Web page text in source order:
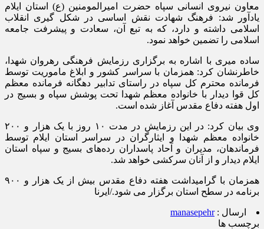
معاون نیروی انسانی سپاه حضرت امیرالمومنین (ع) استان ایلام
یادآور شد: فرهنگ شهادت نقش اساسی در شکل گیری انقلاب
اسلامی داشته و دارد، که به تبع آن، سعادت و پیشرفت جامعه
اسلامی را تضمین خواهد نمود.
ساده میری با اشاره به برگزاری رزمایش فرهنگی رهروان شهدا،
خاطرنشان کرد: همزمان با سراسر کشور و ابلاغ ماموریت توسط
فرمانده محترم کل سپاه در راستای تدابیر دهگانه فرمانده معظم
کل قوا دیدار با خانواده معظم شهدا تحت پوشش سپاه و بسیج در
اول هفته دفاع مقدس آغاز شده است.
وی بیان کرد: در این رزمایش در مدت ۱۰ روز با یک هزار و ۲۰۰
خانواده‌ معظم شهدا و ایثارگران در سراسر استان ایلام توسط
فرماندهان، مدیران و آحاد پاسداران رده‌های بسیج و سپاه استان
ایلام دیدار و از آنان سرکشی خواهد شد.
همزمان با گرامیداشت هفته دفاع مقدس بیش از یک هزار و ۹۰۰
برنامه در سطح استان برگزار می شود./ایرنا
ارسال :manasepehr
برچسب ها